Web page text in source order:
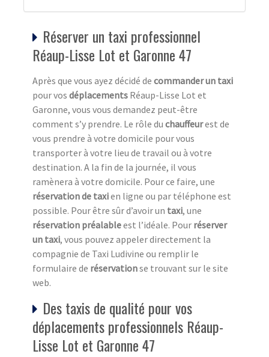
Réserver un taxi professionnel
Réaup-Lisse Lot et Garonne 47
Après que vous ayez décidé de commander un taxi
pour vos déplacements Réaup-Lisse Lot et
Garonne, vous vous demandez peut-être
comment s’y prendre. Le rôle du chauffeurest de
vous prendre à votre domicile pour vous
transporter à votre lieu de travail ou à votre
destination. A la fin de la journée, il vous
ramènera à votre domicile. Pour ce faire, une
réservation de taxien ligne ou par téléphone est
possible. Pour être sûr d’avoir un taxi, une
réservation préalableest l’idéale. Pour réserver
un taxi, vous pouvez appeler directement la
compagnie de Taxi Ludivine ou remplir le
formulaire de réservationse trouvant sur le site
web.
Des taxis de qualité pour vos
déplacements professionnels Réaup-
Lisse Lot et Garonne 47